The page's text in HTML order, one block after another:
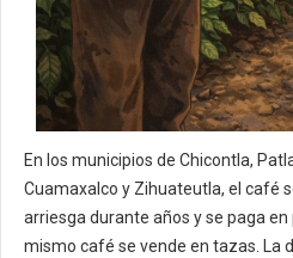
En los municipios de Chicontla,
Cuamaxalco y Zihuateutla, el café
arriesga durante años y se paga en
mismo café se vende en tazas. La